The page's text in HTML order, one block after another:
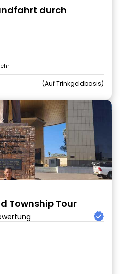
durch
Auf Trinkgeldbasis
Township Tour